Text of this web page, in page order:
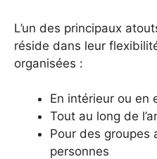
L’un des principaux
réside dans leur
organisées :
En intérieur ou en
Tout au long de
Pour des groupes
personnes